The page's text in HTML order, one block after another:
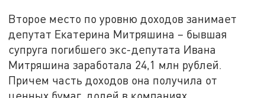
Второе место по уровню доходов занимает
депутат Екатерина Митряшина – бывшая
супруга погибшего экс-депутата Ивана
Митряшина заработала 24,1 млн рублей.
Причем часть доходов она получила от